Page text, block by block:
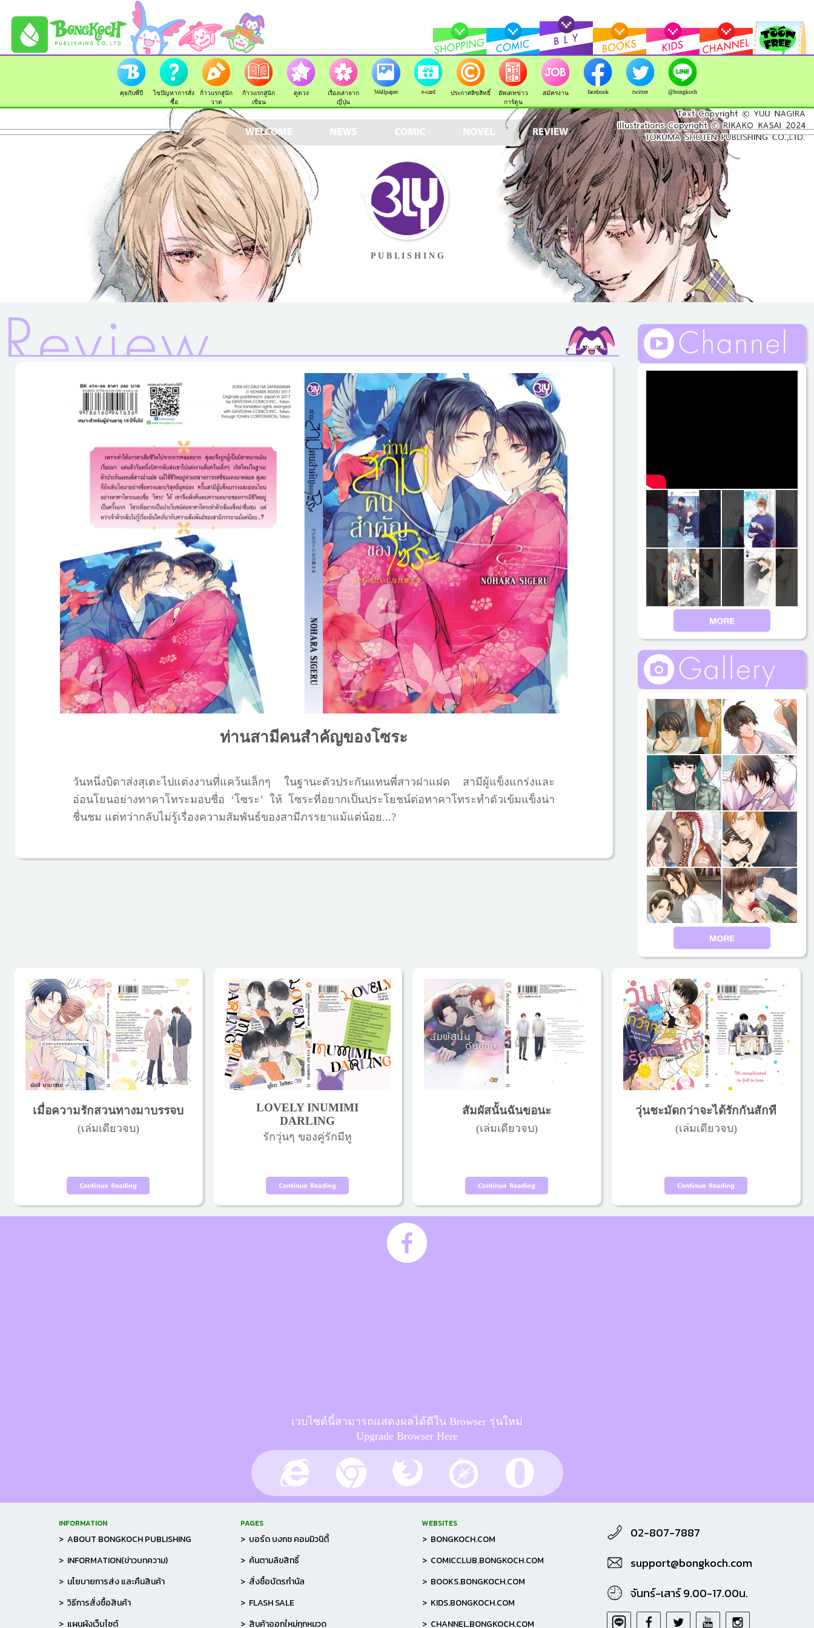
คุยกับพี่บี
ไขปัญหาการสั่ง
ซื้อ
ก้าวแรกสู่นัก
วาด
ก้าวแรกสู่นัก
เขียน
ดูดวง
เรื่องเล่าจาก
ญี่ปุ่น
Wallpaper e-card ประกาศลิขสิทธิ์
อัพเดทข่าว
การ์ตูน
สมัครงาน facebook twitter @bongkoch
P U B L I S H I N G
ท่านสามีคนสำคัญของโซระ
วันหนึ่งบิดาส่งสุเตะไปแต่งงานที่แคว้นเล็กๆ ในฐานะตัวประกันแทนพี่สาวฝาแฝด สามีผู้แข็งแกร่งและ
อ่อนโยนอย่างทาคาโทระมอบชื่อ ‘โซระ’ ให้ โซระที่อยากเป็นประโยชน์ต่อทาคาโทระทำตัวเข้มแข็งน่า
ชื่นชม แต่ทว่ากลับไม่รู้เรื่องความสัมพันธ์ของสามีภรรยาแม้แต่น้อย...?
เมื่อความรักสวนทางมาบรรจบ
(เล่มเดียวจบ)
LOVELY INUMIMI
DARLING
รักวุ่นๆ ของคู่รักมีหู
สัมผัสนั้นฉันขอนะ
(เล่มเดียวจบ)
วุ่นชะมัดกว่าจะได้รักกันสักที
(เล่มเดียวจบ)
เวบไซต์นี้สามารถแสดงผลได้ดีใน Browser รุ่นใหม่
Upgrade Browser Here
INFORMATION
> ABOUT BONGKOCH PUBLISHING
> INFORMATION(ข่าวบทความ)
> นโยบายการส่ง และคืนสินค้า
> วิธีการสั่งซื้อสินค้า
> แผนผังเว็บไซต์
PAGES
> บอร์ด บงกช คอมมิวนิตี้
> ค้นตามลิขสิทธิ์
> สั่งซื้อบัตรกำนัล
> FLASH SALE
> สินค้าออกใหม่ทุกหมวด
WEBSITES
> BONGKOCH.COM
> COMICCLUB.BONGKOCH.COM
> BOOKS.BONGKOCH.COM
> KIDS.BONGKOCH.COM
> CHANNEL.BONGKOCH.COM
02-807-7887
support@bongkoch.com
จันทร์-เสาร์ 9.00-17.00น.